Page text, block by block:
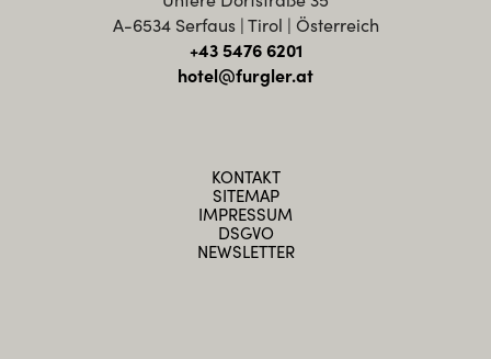
KONTAKT
SITEMAP
IMPRESSUM
DSGVO
NEWSLETTER
A-6534 Serfaus | Tirol | Österreich
+43 5476 6201
hotel@furgler.at